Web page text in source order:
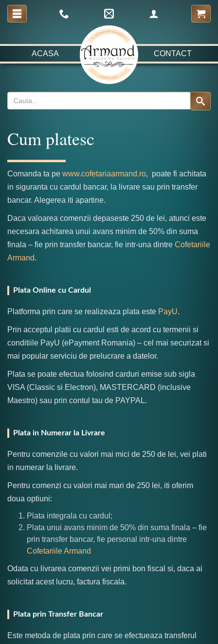
ACASA CONTACT
Cum platesc
Comanda ta pe www.cofetariaarmand.ro, poate fi achitata
in siguranta cu cardul bancar, la livrare sau prin transfer
bancar. Alegerea iti apartine.
Daca valoarea comenzii depaseste 250 de lei, atunci este
necesara achitarea unui avans minim de 50% din suma
finala – fie prin transfer bancar, fie intr-una dintre Cofetariile
Armand.
Plata Online cu Cardul
Platforma prin care se realizeaza plata este PayU.
Prin acceptul platii cu cardul esti de acord cu termenii si
conditiile PayU (ePayment Romania) – cel mai securizat si
mai popular serviciu de prelucrare a datelor.
Plata se poate efectua folosind carduri emise sub sigla
VISA (Classic si Electron), MASTERCARD (inclusive
Maestro) sau prin contul tau de PAYPAL.
Plata in Numerar la Livrare
Pentru comenzile cu valori mai mici de 250 de lei, vei plati
in numerar la livrare.
Pentru comenzi cu valori mai mari de 250 lei, iti oferim
doua optiuni:
Plata integrala cu cardul;
Plata unui avans minim de 50% din suma finala – fie
prin transfer bancar, fie personal intr-una dintre
Cofetariile Armand
Odata cu livrarea comenzii vei primi bon fiscal si, daca ai
solicitat acest lucru, factura fiscala.
Plata prin Transfer Bancar
Este metoda de plata prin care se efectueaza transferul